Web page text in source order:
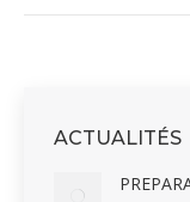
ACTUALITÉS